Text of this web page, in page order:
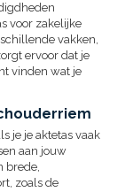
voor zakelijke
vakken,
ervoor dat je
vinden wat je
je je aktetas vaak
aan jouw
brede,
zoals de